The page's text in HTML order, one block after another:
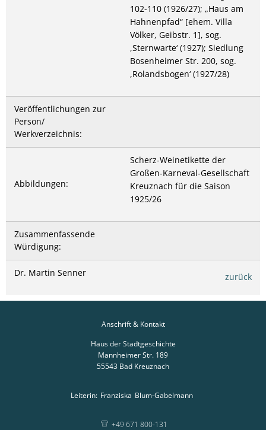
102-110 (1926/27); „Haus am
Hahnenpfad“ [ehem. Villa
Völker, Geibstr. 1], sog.
,Sternwarte‘ (1927); Siedlung
Bosenheimer Str. 200, sog.
,Rolandsbogen‘ (1927/28)
Veröffentlichungen zur
Person/
Werkverzeichnis:
Abbildungen:
Scherz-Weinetikette der
Großen-Karneval-Gesellschaft
Kreuznach für die Saison
1925/26
Zusammenfassende
Würdigung:
Dr. Martin Senner zurück
Anschrift & Kontakt
Haus der Stadtgeschichte
Mannheimer Str. 189
55543 Bad Kreuznach
Leiterin: Franziska Blum-Gabelmann
+49 671 800-131